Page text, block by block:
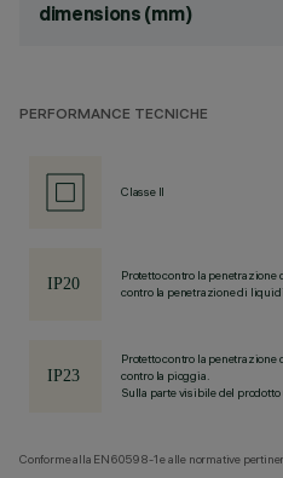
dimensions (mm)
PERFORMANCE TECNICHE
Classe II
Protetto contro la
contro la penetrazione di
Protetto contro la
contro la pioggia.
Sulla parte visibile del
Conforme alla EN60598-1 e alle normative